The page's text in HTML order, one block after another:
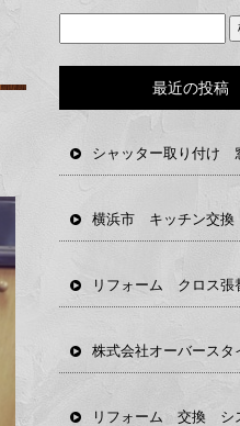
最近の投稿